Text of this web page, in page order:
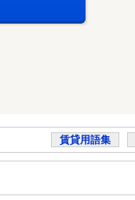
賃貸用語集